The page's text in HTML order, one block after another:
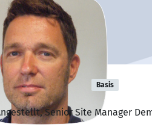
Pfleger Basis
Senior Site Manager